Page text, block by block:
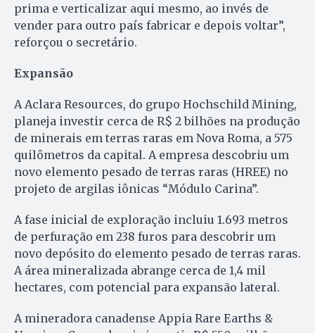
prima e verticalizar aqui mesmo, ao invés de
vender para outro país fabricar e depois voltar”,
reforçou o secretário.
Expansão
A Aclara Resources, do grupo Hochschild Mining,
planeja investir cerca de R$ 2 bilhões na produção
de minerais em terras raras em Nova Roma, a 575
quilômetros da capital. A empresa descobriu um
novo elemento pesado de terras raras (HREE) no
projeto de argilas iônicas “Módulo Carina”.
A fase inicial de exploração incluiu 1.693 metros
de perfuração em 238 furos para descobrir um
novo depósito do elemento pesado de terras raras.
A área mineralizada abrange cerca de 1,4 mil
hectares, com potencial para expansão lateral.
A mineradora canadense Appia Rare Earths &